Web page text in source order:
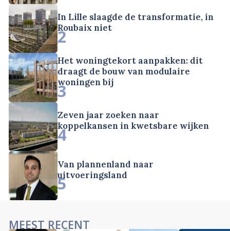
In Lille slaagde de transformatie, in
Roubaix niet
2
Het woningtekort aanpakken: dit
draagt de bouw van modulaire
woningen bij
3
Zeven jaar zoeken naar
koppelkansen in kwetsbare wijken
4
Van plannenland naar
uitvoeringsland
5
MEEST RECENT